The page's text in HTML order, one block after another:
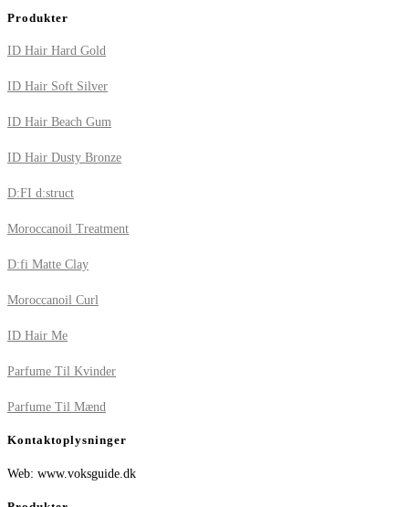
Produkter
ID Hair Hard Gold
ID Hair Soft Silver
ID Hair Beach Gum
ID Hair Dusty Bronze
D:FI d:struct
Moroccanoil Treatment
D:fi Matte Clay
Moroccanoil Curl
ID Hair Me
Parfume Til Kvinder
Parfume Til Mænd
Kontaktoplysninger
Web: www.voksguide.dk